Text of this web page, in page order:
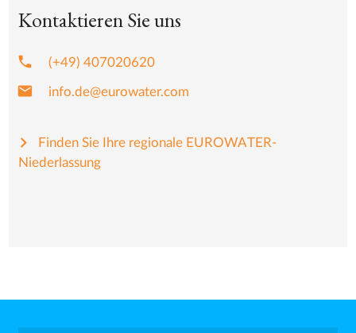
Kontaktieren Sie uns
phone (+49) 407020620
mail info.de@eurowater.com
Finden Sie Ihre regionale EUROWATER-
Niederlassung